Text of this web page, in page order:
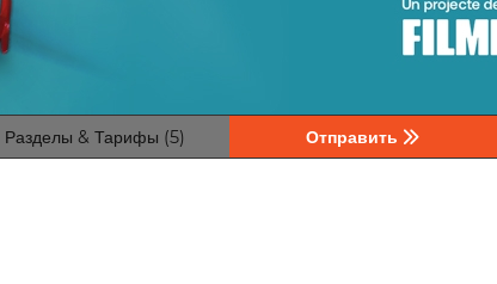
Разделы & Тарифы (5) Отправить